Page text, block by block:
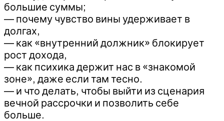
большие суммы;
— почему чувство вины удерживает в
долгах,
— как «внутренний должник» блокирует
рост дохода,
— как психика держит нас в «знакомой
зоне», даже если там тесно.
— и что делать, чтобы выйти из сценария
вечной рассрочки и позволить себе
больше.